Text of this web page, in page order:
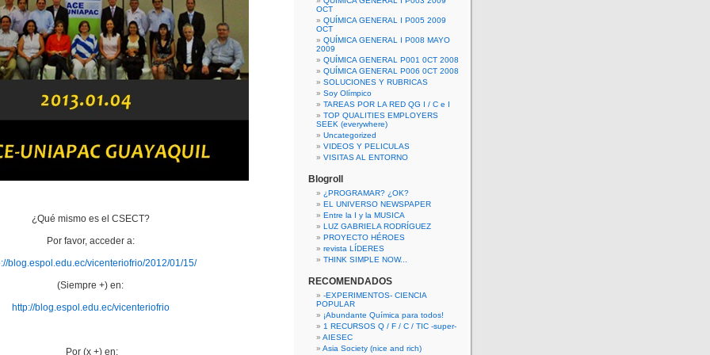
¿Qué mismo es el CSECT?
Por favor, acceder a:
blog.espol.edu.ec/vicenteriofrio/2012/01/15/
(Siempre +) en:
http://blog.espol.edu.ec/vicenteriofrio
Por (x +) en:
OCT
QUÍMICA GENERAL I P005 2009
OCT
QUÍMICA GENERAL I P008 MAYO
2009
QUÍMICA GENERAL P001 0CT 2008
QUÍMICA GENERAL P006 0CT 2008
SOLUCIONES Y RUBRICAS
Soy Olímpico
TAREAS POR LA RED QG I / C e I
TOP QUALITIES EMPLOYERS
SEEK (everywhere)
Uncategorized
VIDEOS Y PELICULAS
VISITAS AL ENTORNO
Blogroll
¿PROGRAMAR? ¿OK?
EL UNIVERSO NEWSPAPER
Entre la I y la MUSICA
LUZ GABRIELA RODRÍGUEZ
PROYECTO HÉROES
revista LÍDERES
THINK SIMPLE NOW...
RECOMENDADOS
-EXPERIMENTOS- CIENCIA
POPULAR
¡Abundante Química para todos!
1 RECURSOS Q / F / C / TIC -super-
AIESEC
Asia Society (nice and rich)